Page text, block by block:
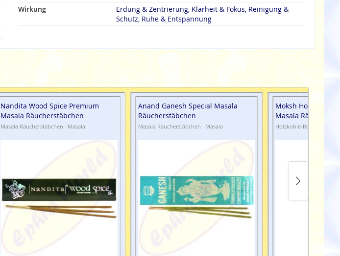
Wirkung
Erdung & Zentrierung, Klarheit & Fokus, Reinigung &
Schutz, Ruhe & Entspannung
Nandita Wood Spice Premium
Masala Räucherstäbchen
Masala Räucherstäbchen · Masala
Anand Ganesh Special Masala
Räucherstäbchen
Masala Räucherstäbchen · Masala
Moksh Holy Prayer
Masala
Holzkohle-